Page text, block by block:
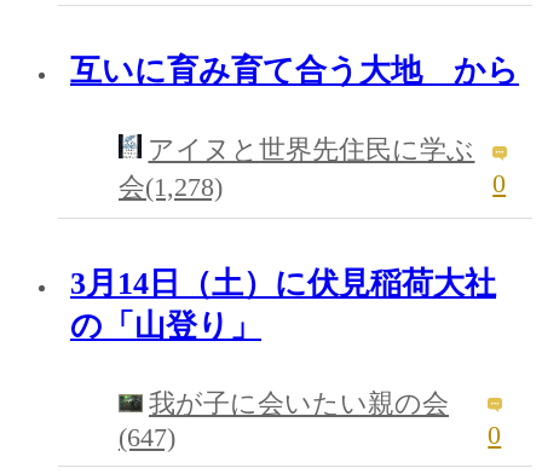
互いに育み育て合う大地 から
アイヌと世界先住民に学ぶ
会(1,278)
0
3月14日（土）に伏見稲荷大社
の「山登り」
我が子に会いたい親の会
(647)
0